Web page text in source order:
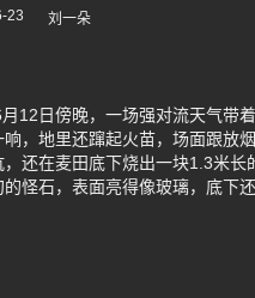
23
刘一朵
12日傍晚，一场强对流天气带
，地里还蹿起火苗，场面跟放
还在麦田底下烧出一块1.3米
怪石，表面亮得像玻璃，底下还